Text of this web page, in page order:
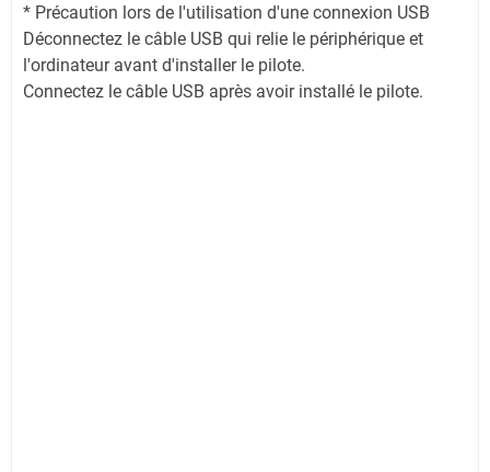
* Précaution lors de l'utilisation d'une connexion USB
Déconnectez le câble USB qui relie le périphérique et
l'ordinateur avant d'installer le pilote.
Connectez le câble USB après avoir installé le pilote.